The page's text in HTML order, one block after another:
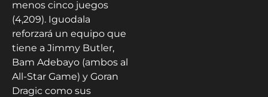
menos cinco juegos
(4,209). Iguodala
reforzará un equipo que
tiene a Jimmy Butler,
Bam Adebayo (ambos al
All-Star Game) y Goran
Dragic como sus